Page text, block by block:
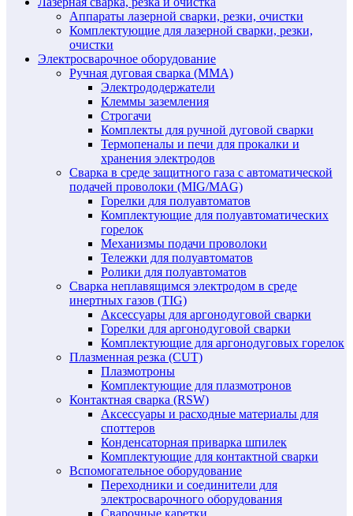
Аппараты лазерной сварки, резки, очистки
Комплектующие для лазерной сварки, резки,
очистки
Электросварочное оборудование
Ручная дуговая сварка (MMA)
Электрододержатели
Клеммы заземления
Строгачи
Комплекты для ручной дуговой сварки
Термопеналы и печи для прокалки и
хранения электродов
Сварка в среде защитного газа с автоматической
подачей проволоки (MIG/MAG)
Горелки для полуавтоматов
Комплектующие для полуавтоматических
горелок
Механизмы подачи проволоки
Тележки для полуавтоматов
Ролики для полуавтоматов
Сварка неплавящимся электродом в среде
инертных газов (TIG)
Аксессуары для аргонодуговой сварки
Горелки для аргонодуговой сварки
Комплектующие для аргонодуговых горелок
Плазменная резка (CUT)
Плазмотроны
Комплектующие для плазмотронов
Контактная сварка (RSW)
Аксессуары и расходные материалы для
споттеров
Конденсаторная приварка шпилек
Комплектующие для контактной сварки
Вспомогательное оборудование
Переходники и соединители для
электросварочного оборудования
Сварочные каретки